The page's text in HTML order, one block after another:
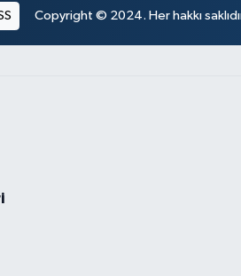
Copyright © 2024. Her hakkı